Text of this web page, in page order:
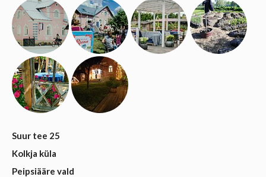
Suur tee 25
Kolkja küla
Peipsiääre vald